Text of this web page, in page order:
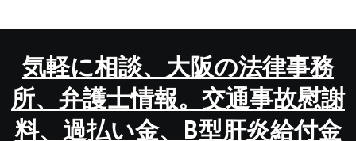
気軽に相談、大阪の法律事務
所、弁護士情報。交通事故慰謝
料、過払い金、B型肝炎給付金